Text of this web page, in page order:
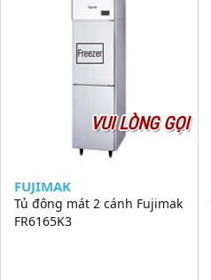
VUI LÒNG GỌI
FUJIMAK
Tủ đông mát 2 cánh Fujimak
FR6165K3